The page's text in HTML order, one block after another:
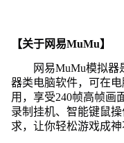
【关于网易MuMu】
网易MuMu模拟
器类电脑软件，可在
用，享受240帧高帧画
录制挂机、智能键鼠
求，让你轻松游戏成神